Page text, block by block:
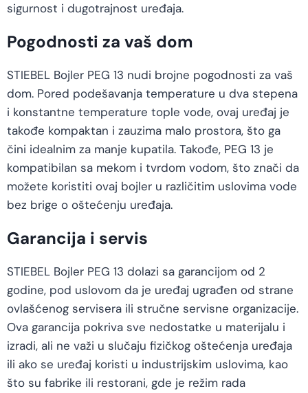
sigurnost i dugotrajnost uređaja.
Pogodnosti za vaš dom
STIEBEL Bojler PEG 13 nudi brojne pogodnosti za vaš
dom. Pored podešavanja temperature u dva stepena
i konstantne temperature tople vode, ovaj uređaj je
takođe kompaktan i zauzima malo prostora, što ga
čini idealnim za manje kupatila. Takođe, PEG 13 je
kompatibilan sa mekom i tvrdom vodom, što znači da
možete koristiti ovaj bojler u različitim uslovima vode
bez brige o oštećenju uređaja.
Garancija i servis
STIEBEL Bojler PEG 13 dolazi sa garancijom od 2
godine, pod uslovom da je uređaj ugrađen od strane
ovlašćenog servisera ili stručne servisne organizacije.
Ova garancija pokriva sve nedostatke u materijalu i
izradi, ali ne važi u slučaju fizičkog oštećenja uređaja
ili ako se uređaj koristi u industrijskim uslovima, kao
što su fabrike ili restorani, gde je režim rada